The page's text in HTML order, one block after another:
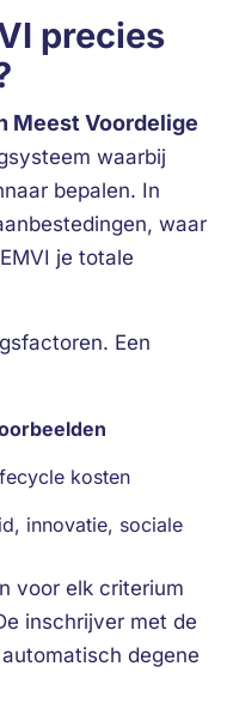
precies
Meest Voordelige
waarbij
bepalen. In
waar
je totale
Een
kosten
innovatie, sociale
voor elk criterium
inschrijver met de
degene